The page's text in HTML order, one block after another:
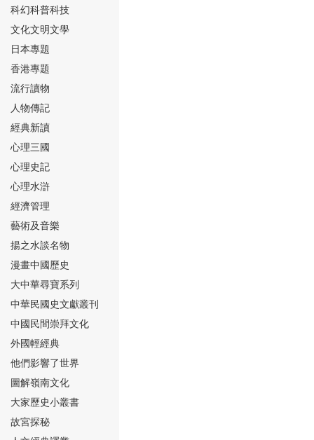
⑬
⑭
⑮
⑯
⑰
科幻科普科技
文化文明文學
日本專題
香港專題
流行讀物
人物傳記
經典新讀
心理三國
心理史記
心理水滸
經濟管理
藝術及音樂
揚之水談名物
漫畫中國歷史
大中華尋寶系列
中華民國史文獻叢刊
中國民間崇拜文化
外國輕經典
他們影響了世界
圖解嶺南文化
大家歷史小叢書
故宮探秘